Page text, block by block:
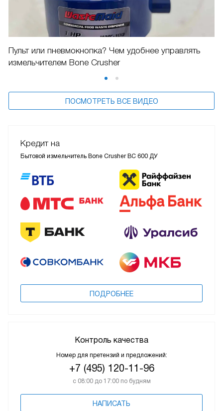
Пульт или пневмокнопка? Чем удобнее управлять
измельчителем Bone Crusher
ПОСМОТРЕТЬ ВСЕ ВИДЕО
Кредит на
Бытовой измельчитель Bone Crusher BC 600 ДУ
ПОДРОБНЕЕ
Контроль качества
Номер для претензий и предложений:
+7 (495) 120-11-96
с 08:00 до 17:00 по будням
НАПИСАТЬ